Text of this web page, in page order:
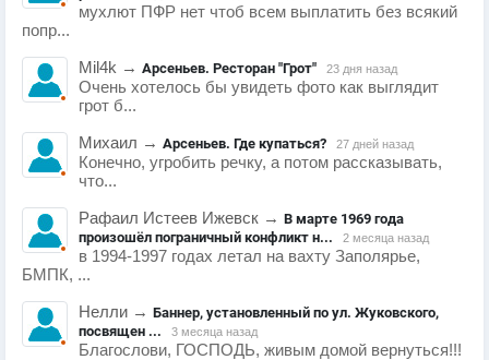
мухлют ПФР нет чтоб всем выплатить без всякий
попр...
Mil4k → Арсеньев. Ресторан "Грот" 23 дня назад
Очень хотелось бы увидеть фото как выглядит
грот б...
Михаил → Арсеньев. Где купаться? 27 дней назад
Конечно, угробить речку, а потом рассказывать,
что...
Рафаил Истеев Ижевск → В марте 1969 года
произошёл пограничный конфликт н...
2 месяца назад
в 1994-1997 годах летал на вахту Заполярье,
БМПК, ...
Нелли → Баннер, установленный по ул. Жуковского,
посвящен ...
3 месяца назад
Благослови, ГОСПОДЬ, живым домой вернуться!!!